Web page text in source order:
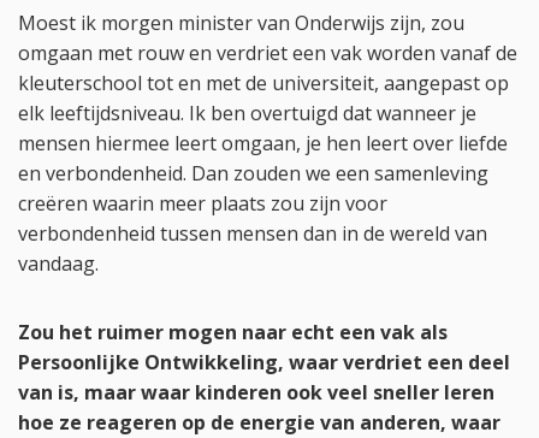
Moest ik morgen minister van Onderwijs zijn, zou
omgaan met rouw en verdriet een vak worden vanaf de
kleuterschool tot en met de universiteit, aangepast op
elk leeftijdsniveau. Ik ben overtuigd dat wanneer je
mensen hiermee leert omgaan, je hen leert over liefde
en verbondenheid. Dan zouden we een samenleving
creëren waarin meer plaats zou zijn voor
verbondenheid tussen mensen dan in de wereld van
vandaag.
Zou het ruimer mogen naar echt een vak als
Persoonlijke Ontwikkeling, waar verdriet een deel
van is, maar waar kinderen ook veel sneller leren
hoe ze reageren op de energie van anderen, waar